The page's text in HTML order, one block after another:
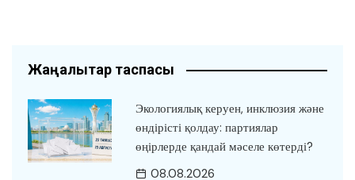
Жаңалықтар таспасы
Экологиялық керуен, инклюзия және
өндірісті қолдау: партиялар
өңірлерде қандай мәселе көтерді?
08.08.2026